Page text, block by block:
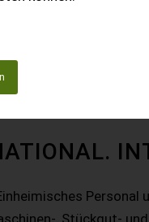
Personal
, Stückgut-